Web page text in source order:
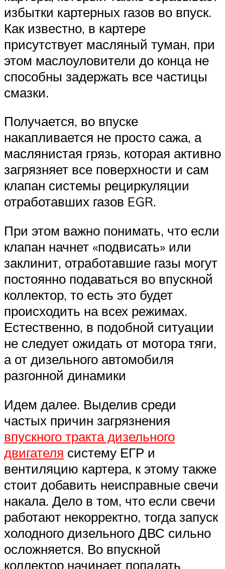
избытки картерных газов во впуск.
Как известно, в картере
присутствует масляный туман, при
этом маслоуловители до конца не
способны задержать все частицы
смазки.
Получается, во впуске
накапливается не просто сажа, а
маслянистая грязь, которая активно
загрязняет все поверхности и сам
клапан системы рециркуляции
отработавших газов EGR.
При этом важно понимать, что если
клапан начнет «подвисать» или
заклинит, отработавшие газы могут
постоянно подаваться во впускной
коллектор, то есть это будет
происходить на всех режимах.
Естественно, в подобной ситуации
не следует ожидать от мотора тяги,
а от дизельного автомобиля
разгонной динамики
Идем далее. Выделив среди
частых причин загрязнения
впускного тракта дизельного
двигателя систему ЕГР и
вентиляцию картера, к этому также
стоит добавить неисправные свечи
накала. Дело в том, что если свечи
работают некорректно, тогда запуск
холодного дизельного ДВС сильно
осложняется. Во впускной
коллектор начинает попадать